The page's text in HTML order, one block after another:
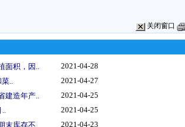
关闭窗口
面积，因..
2021-04-28
..
2021-04-27
建造年产..
2021-04-25
..
2021-04-25
库存不..
2021-04-23